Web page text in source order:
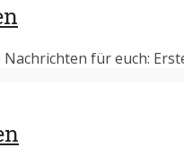
für euch: